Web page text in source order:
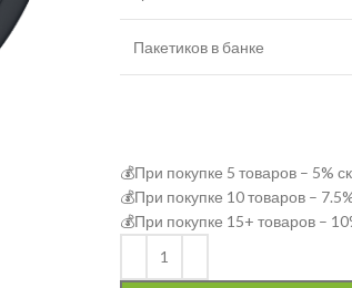
Пакетиков в банке
💰При покупке 5 товаров – 5%
💰При покупке 10 товаров –
💰При покупке 15+ товаров –